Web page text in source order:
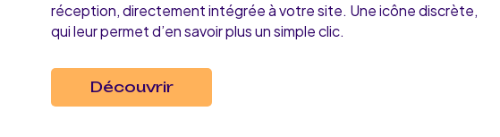
réception, directement intégrée à votre site. Une icône discrète,
qui leur permet d’en savoir plus un simple clic.
Découvrir